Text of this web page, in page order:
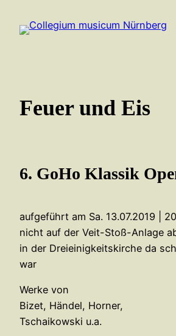
Inhalt
Feuer und Eis
6. GoHo Klassik
aufgeführt am Sa. 13.07.2019 |
nicht auf der Veit-Stoß-Anlage
in der Dreieinigkeitskirche da
war
Werke von
Bizet, Händel, Horner,
Tschaikowski u.a.